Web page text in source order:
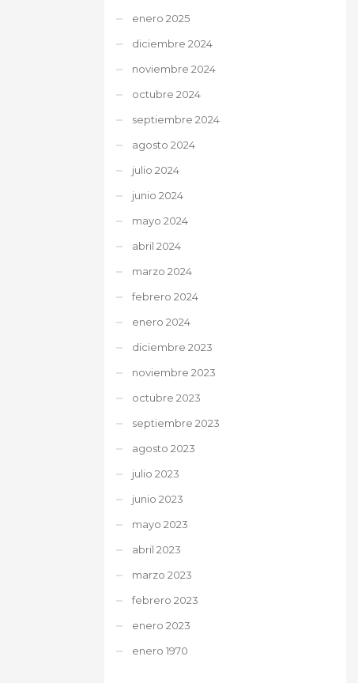
enero 2025
diciembre 2024
noviembre 2024
octubre 2024
septiembre 2024
agosto 2024
julio 2024
junio 2024
mayo 2024
abril 2024
marzo 2024
febrero 2024
enero 2024
diciembre 2023
noviembre 2023
octubre 2023
septiembre 2023
agosto 2023
julio 2023
junio 2023
mayo 2023
abril 2023
marzo 2023
febrero 2023
enero 2023
enero 1970